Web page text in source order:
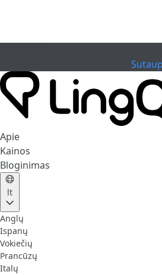
Apie
Kainos
Bloginimas
lt
Anglų
Ispanų
Vokiečių
Prancūzų
Italų